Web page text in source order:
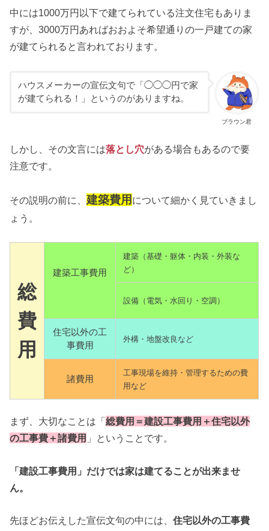
中には1000万円以下で建てられている注文住宅もありま
すが、3000万円あればおおよそ希望通りの一戸建ての家
が建てられると言われております。
ブラウン君
ハウスメーカーの宣伝文句で「◯◯◯円で家
が建てられる！」というのがありますね。
しかし、その文言には落とし穴がある場合もあるので要
注意です。
その説明の前に、 建築費用 について細かく見ていきまし
ょう。
総
費
用
建築工事費用
建築（基礎・躯体・内装・外装な
ど）
設備（電気・水回り・空調）
住宅以外の工
事費用
外構・地盤改良など
諸費用
工事現場を維持・管理するための費
用など
まず、大切なことは「総費用＝建設工事費用＋住宅以外
の工事費＋諸費用 」ということです。
「建設工事費用」だけでは家は建てることが出来ませ
ん。
先ほどお伝えした宣伝文句の中には、住宅以外の工事費